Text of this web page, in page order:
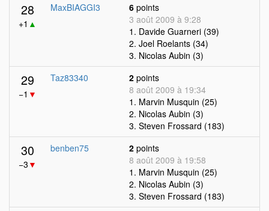
28
+1 ▲
MaxBIAGGI3 6 points
3 août 2009 à 9:28
1. Davide Guarneri (39)
2. Joel Roelants (34)
3. Nicolas Aubin (3)
29
−1 ▼
Taz83340 2 points
8 août 2009 à 19:34
1. Marvin Musquin (25)
2. Nicolas Aubin (3)
3. Steven Frossard (183)
30
−3 ▼
benben75 2 points
8 août 2009 à 19:58
1. Marvin Musquin (25)
2. Nicolas Aubin (3)
3. Steven Frossard (183)